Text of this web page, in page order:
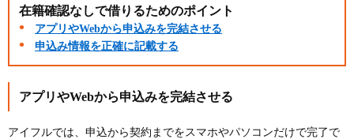
在籍確認なしで借りるためのポイント
アプリやWebから申込みを完結させる
申込み情報を正確に記載する
アプリやWebから申込みを完結させる
アイフルでは、申込から契約までをスマホやパソコンだけで完了で